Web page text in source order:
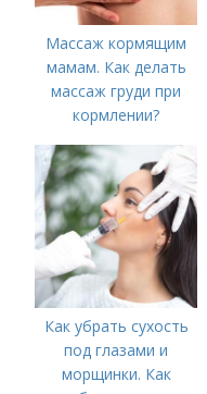
Массаж кормящим
мамам. Как делать
массаж груди при
кормлении?
Как убрать сухость
под глазами и
морщинки. Как